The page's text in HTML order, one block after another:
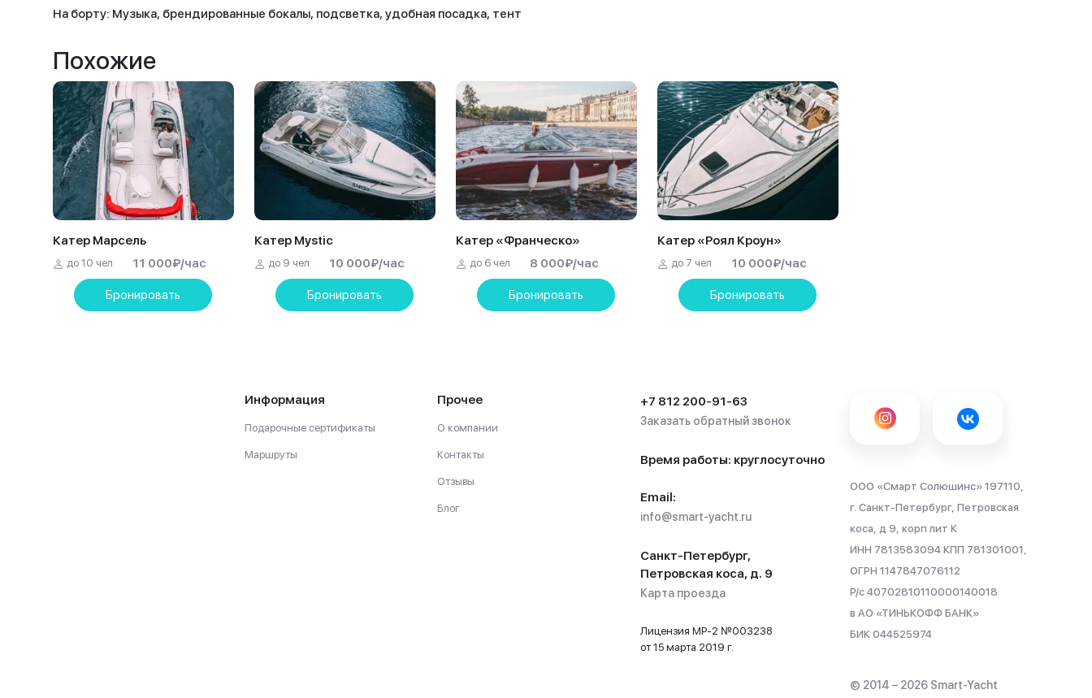
На борту: Музыка, брендированные бокалы, подсветка, удобная посадка, тент
Похожие
Катер Марсель
до 10 чел 11 000₽/час
Бронировать
Катер Mystic
до 9 чел 10 000₽/час
Бронировать
Катер «Франческо»
до 6 чел 8 000₽/час
Бронировать
Катер «Роял Кроун»
до 7 чел 10 000₽/час
Бронировать
Информация
Подарочные сертификаты
Маршруты
Прочее
О компании
Контакты
Отзывы
Блог
+7 812 200-91-63
Заказать обратный звонок
Время работы: круглосуточно
Email:
info@smart-yacht.ru
Санкт-Петербург,
Петровская коса, д. 9
Карта проезда
Лицензия МР-2 №003238
от 15 марта 2019 г.
ООО «Смарт Солюшинс» 197110,
г. Санкт-Петербург, Петровская
коса, д 9, корп лит К
ИНН 7813583094 КПП 781301001,
ОГРН 1147847076112
Р/с 40702810110000140018
в АО «ТИНЬКОФФ БАНК»
БИК 044525974
© 2014 – 2026 Smart-Yacht